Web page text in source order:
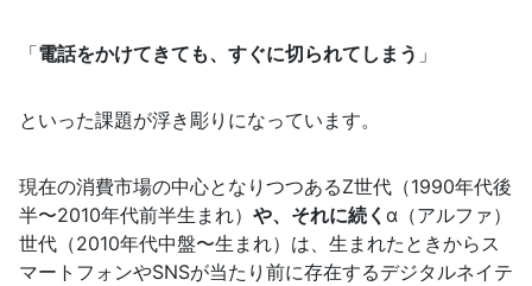
「電話をかけてきても、すぐに切られてしまう 」
といった課題が浮き彫りになっています。
現在の消費市場の中心となりつつあるZ世代（1990年代後
半〜2010年代前半生まれ） や、それに続く α（アルファ）
世代（2010年代中盤〜生まれ）は、生まれたときからス
マートフォンやSNSが当たり前に存在するデジタルネイテ